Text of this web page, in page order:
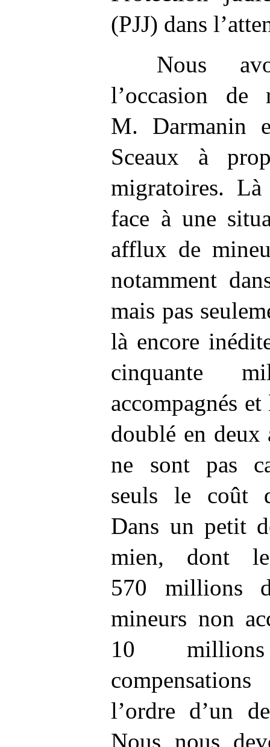
(PJJ) dans
Nous
l’occasion de
M.
Darmanin
Sceaux à
migratoires.
face à une
afflux de
notamment
mais pas
là encore
cinquante
accompagnés
doublé en deux
ne sont pas
seuls le coût
Dans un petit
mien, dont
570
millions
mineurs non
10
l’ordre d’un
Nous nous